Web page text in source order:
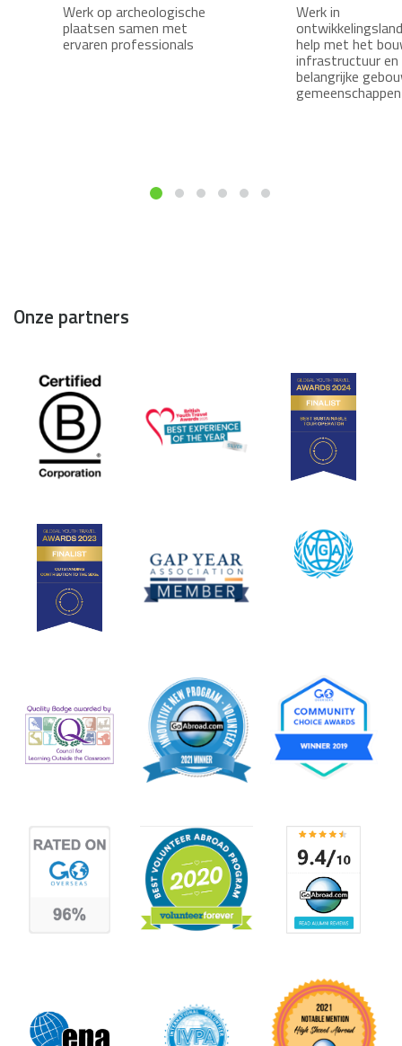
Werk op archeologische
plaatsen samen met
ervaren professionals
Werk in
help met het
infrastructuur en
belangrijke
gemeenschappen
Onze partners